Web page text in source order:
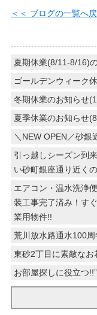
＜＜ ブログの一覧へ
夏期休業(8/11-8/16)
ゴールデンウィーク
冬期休業のお知らせ
夏季休業のお知らせ
＼NEW OPEN／砂銀
引っ越しシーズン到
い砂町銀座通り近く
エアコン・温水洗浄
装工事完了済み！す
業用物件!!
荒川放水路通水100周
東砂2丁目に素敵なお
お部屋探しに役立つ